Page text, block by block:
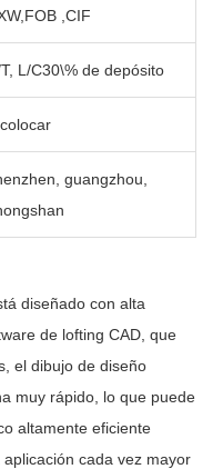
,CIF
L/C30\% de depósito
guangzhou,
diseñado con alta
de lofting CAD, que
el dibujo de diseño
muy rápido, lo que puede
altamente eficiente
cada vez mayor